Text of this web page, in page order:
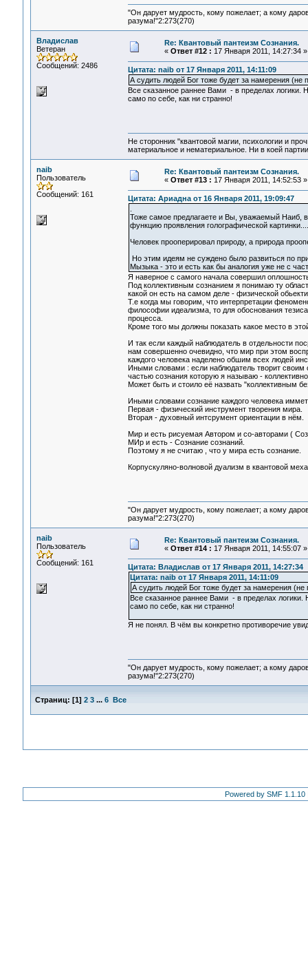
"Он дарует мудрость, кому пожелает; а кому
разума!"2:273(270)
Владислав
Ветеран
Сообщений: 2486
Re: Квантовый пантеизм Сознания.
« Ответ #12 : 17 Января 2011, 14:27:34 »
Цитата: naib от 17 Января 2011, 14:11:09
А судить людей Бог тоже будет за намерения (не
Все сказанное раннее Вами - в пределах логики.
само по себе, как ни странно!
Не сторонник "квантовой магии, психологии и
материальное и нематериальное. Ни в коей
naib
Пользователь
Сообщений: 161
Re: Квантовый пантеизм Сознания.
« Ответ #13 : 17 Января 2011, 14:52:53 »
Цитата: Ариадна от 16 Января 2011, 19:09:47
Тоже самое предлагаете и Вы, уважаемый Наиб,
функцию проявления голографической картинки....
Человек прооперировал природу, а природа
Но этим идеям не суждено было развиться по
Мызыка - это и есть как бы аналогия уже не с
Я наверное с самого начала совершил
Под коллективным сознанием я понимаю ту
какой он есть на самом деле - физической
Т.е когда мы говорим, что интерпретации
философии идеализма, то для обоснования
процесса.
Кроме того мы должны показать какое место в
И так если каждый наблюдатель в отдельности
нам совершенно очевидно, что мир при этом
каждого человека наделено обшим всех людей
Иными словами : если наблюдатель творит
частью сознания которую я называю -
Может быть и стоило её назвать "коллективным
Иными словами сознание каждого человека иммет
Первая - физический инструмент творения мира.
Вторая - духовный интсрумент ориентации в нём.
Мир и есть рисуемая Автором и со-авторами (
МИр и есть - Сознание сознаний.
Поэтому я не считаю , что у мира есть сознание.
Корпускуляно-волновой дуализм в квантовой
"Он дарует мудрость, кому пожелает; а кому
разума!"2:273(270)
naib
Пользователь
Сообщений: 161
Re: Квантовый пантеизм Сознания.
« Ответ #14 : 17 Января 2011, 14:55:07 »
Цитата: Владислав от 17 Января 2011, 14:27:34
Цитата: naib от 17 Января 2011, 14:11:09
А судить людей Бог тоже будет за намерения
Все сказанное раннее Вами - в пределах
само по себе, как ни странно!
Я не понял. В чём вы конкретно противоречие
"Он дарует мудрость, кому пожелает; а кому
разума!"2:273(270)
Страниц: [1] 2 3 ... 6 Все
Powered by SMF 1.1.10